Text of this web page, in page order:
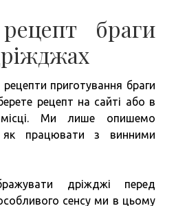
браги
приготування браги
рецепт на сайті або в
Ми лише опишемо
як працювати з винними
дріжджі перед
сенсу ми в цьому